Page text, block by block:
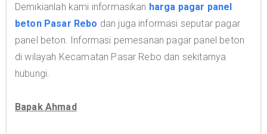
Demikianlah kami informasikan harga pagar panel
beton Pasar Rebo dan juga informasi seputar pagar
panel beton. Informasi pemesanan pagar panel beton
di wilayah Kecamatan Pasar Rebo dan sekitarnya
hubungi.
Bapak Ahmad